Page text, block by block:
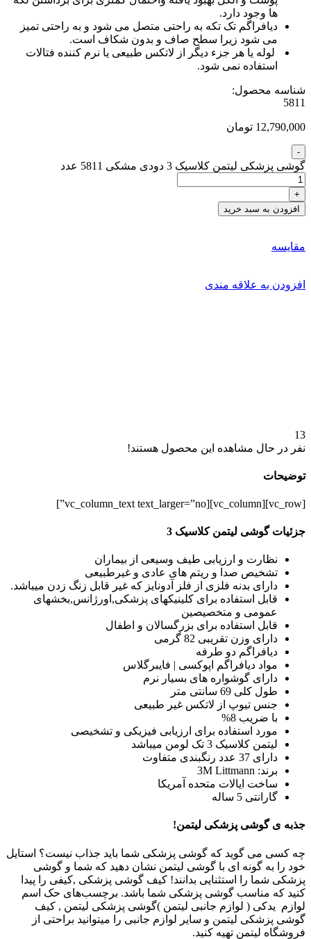
ها وجود دارد.
دیافراگم تک تکه به راحتی متصل می شود و به راحتی تمیز
می شود زیرا سطح صاف و بدون شکاف است.
لوله یا هر جزء دیگر از لاتکس طبیعی یا نرم کننده فتالات
استفاده نمی شود.
شناسه محصول:
5811
12,790,000 تومان
گوشی پزشکی لیتمن کلاسیک 3 دودی مشکی 5811 عدد
افزودن به سبد خرید
مقایسه
افزودن به علاقه مندی
13
نفر در حال مشاهده این محصول هستند!
توضیحات
[vc_row][vc_column][vc_column_text text_larger=”no”]
جزئیات گوشی لیتمن کلاسیک 3
نظارت و ارزیابی طیف وسیعی از بیماران
تشخیص صدا و ریتم های عادی و غیرطبیعی
دارای بدنه فلزی از فلز آدونایز که غیر قابل زنگ زدن میباشد.
قابل استفاده برای کلینیکهای پزشکی,اورژانس,بخشهای
عمومی و متخصیصین
قابل استفاده برای بزرگسالان و اطفال
دارای وزن تقریبی 82 گرمی
دیافراگم دو طرفه
مواد دیافراگم اپوکسی | فایبرگلاس
دارای گوشواره های بسیار نرم
طول کلی 69 سانتی متر
جنس تیوپ از لاتکس غیر طبیعی
با ضریب 8%
مورد استفاده برای ارزیابی فیزیکی و تشخیصی
لیتمن کلاسیک 3 تک لومن میباشد
دارای 37 عدد رنگبندی متفاوت
برند: 3M Littmann
ساخت ایالات متحده آمریکا
گارانتی 5 ساله
جذبه ی گوشی پزشکی لیتمن!
چه کسی می گوید که گوشی پزشکی شما باید جذاب نیست؟ استایل
خود را به گونه ای با گوشی لیتمن نشان دهید که شما و گوشی
پزشکی شما را استثنایی بدانند! کیف گوشی پزشکی ,کیفی را پیدا
کنید که مناسب گوشی پزشکی شما باشد. برچسب‌های حک اسم
لوازم یدکی ( لوازم جانبی لیتمن )گوشی پزشکی لیتمن , کیف
گوشی پزشکی لیتمن و سایر لوازم جانبی را میتوانید براحتی از
فروشگاه لیتمن تهیه کنید.